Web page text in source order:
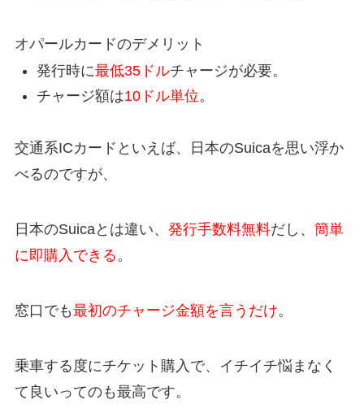
オパールカードのデメリット
発行時に最低35ドルチャージが必要。
チャージ額は10ドル単位。
交通系ICカードといえば、日本のSuicaを思い浮か
べるのですが、
日本のSuicaとは違い、 発行手数料無料だし、 簡単
に即購入できる。
窓口でも最初のチャージ金額を言うだけ。
乗車する度にチケット購入で、イチイチ悩まなく
て良いってのも最高です。